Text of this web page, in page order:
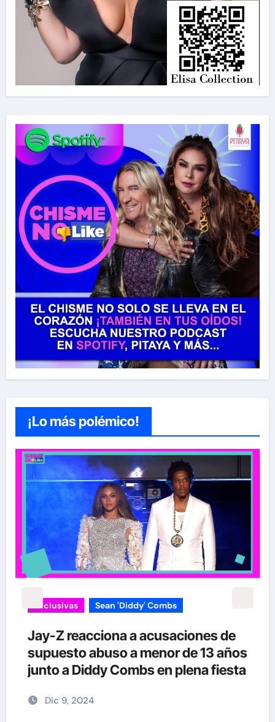
¡Lo más polémico!
Exclusivas Sean 'Diddy' Combs
Jay-Z reacciona a acusaciones de
supuesto abuso a menor de 13 años
junto a Diddy Combs en plena fiesta
Dic 9, 2024